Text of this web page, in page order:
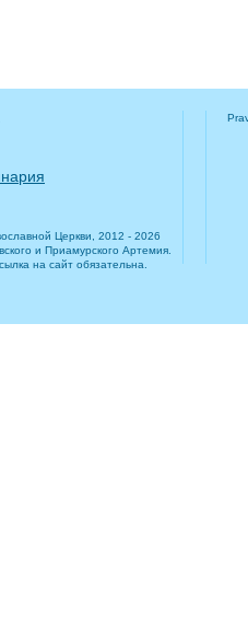
Церкви, 2012 - 2026
и Приамурского Артемия.
на сайт обязательна.